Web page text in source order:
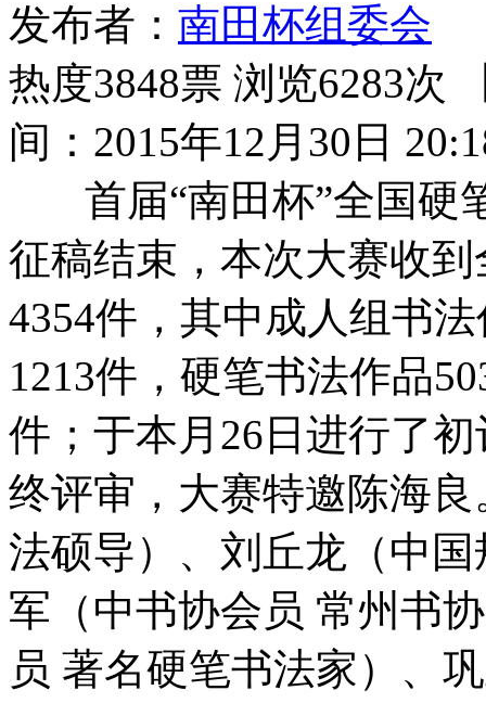
发布者： 南田杯组委会
热度3848票 浏览6283次
间：2015年12月30日
首届“南田杯”全国硬
征稿结束，本次大赛收
4354件，其中成人组书
1213件，硬笔书法作品
件；于本月26日进行了
终评审，大赛特邀陈海
法硕导）、刘丘龙（中
军（中书协会员 常州书
员 著名硬笔书法家）、